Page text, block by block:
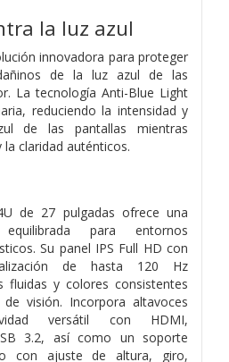
la luz azul
innovadora para proteger
de la luz azul de las
La tecnología Anti-Blue Light
reduciendo la intensidad y
de las pantallas mientras
claridad auténticos.
de 27 pulgadas ofrece una
para entornos
Su panel IPS Full HD con
de hasta 120 Hz
fluidas y colores consistentes
visión. Incorpora altavoces
versátil con HDMI,
3.2, así como un soporte
con ajuste de altura, giro,